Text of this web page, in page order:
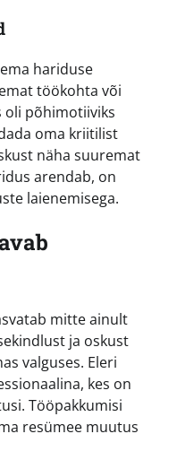
hariduse
töökohta või
oli põhimotiiviks
oma kriitilist
näha suuremat
arendab, on
laienemisega.
mitte ainult
ja oskust
valguses. Eleri
kes on
Tööpakkumisi
resümee muutus